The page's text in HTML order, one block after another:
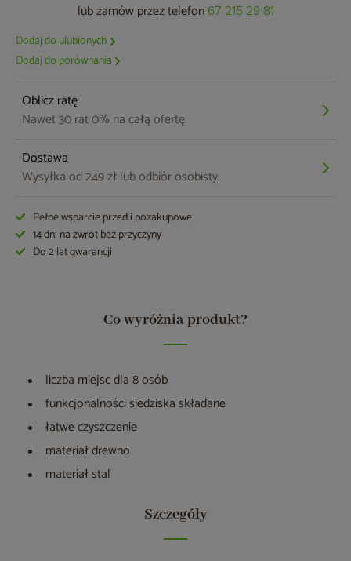
lub zamów przez telefon 67 215 29 81
Dodaj do ulubionych
Dodaj do porównania
Oblicz ratę
Nawet 30 rat 0% na całą ofertę
Dostawa
Wysyłka od 249 zł lub odbiór osobisty
Pełne wsparcie przed i pozakupowe
14 dni na zwrot bez przyczyny
Do 2 lat gwarancji
Co wyróżnia produkt?
liczba miejsc dla 8 osób
funkcjonalności siedziska składane
łatwe czyszczenie
materiał drewno
materiał stal
Szczegóły